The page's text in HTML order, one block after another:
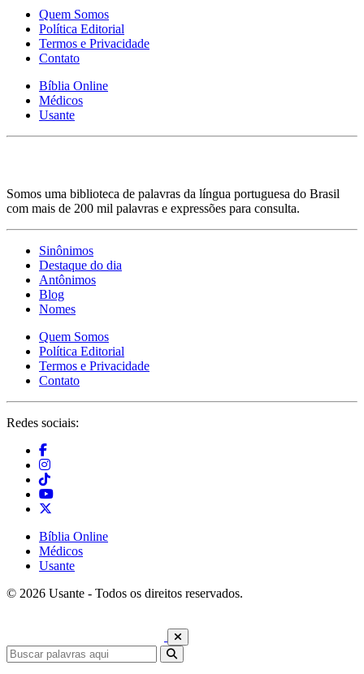
Quem Somos
Política Editorial
Termos e Privacidade
Contato
Bíblia Online
Médicos
Usante
Somos uma biblioteca de palavras da língua portuguesa do Brasil
com mais de 200 mil palavras e expressões para consulta.
Sinônimos
Destaque do dia
Antônimos
Blog
Nomes
Quem Somos
Política Editorial
Termos e Privacidade
Contato
Redes sociais:
Bíblia Online
Médicos
Usante
© 2026 Usante - Todos os direitos reservados.